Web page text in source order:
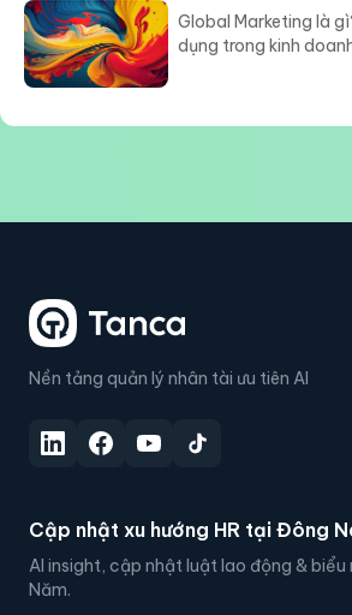
Global Marketing là
dụng trong kinh
Nền tảng quản lý nhân tài ưu tiên AI
Cập nhật xu hướng HR tại Đông
AI insight, cập nhật luật lao động &
Năm.